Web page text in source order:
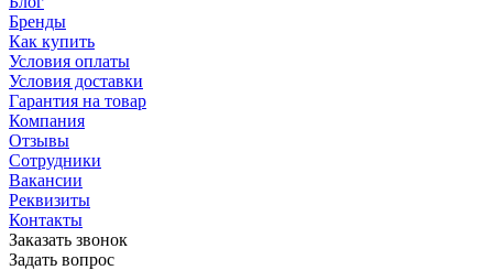
Бренды
Как купить
Условия оплаты
Условия доставки
Гарантия на товар
Компания
Отзывы
Сотрудники
Вакансии
Реквизиты
Контакты
Заказать звонок
Задать вопрос